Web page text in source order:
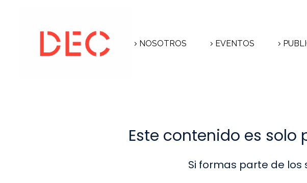
NOSOTROS EVENTOS
Este contenido es solo
Si formas parte de los